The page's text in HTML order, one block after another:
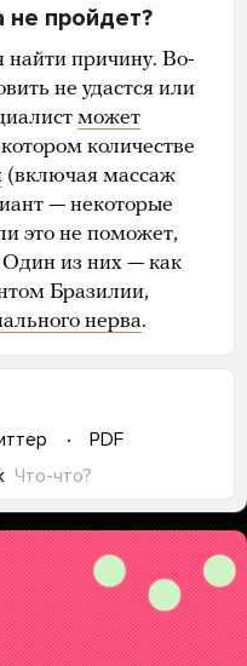
не пройдет?
найти причину. Во-
не удастся или
может
количестве
(включая массаж
— некоторые
это не поможет,
Один из них — как
Бразилии,
нерва.
PDF
Что-что?